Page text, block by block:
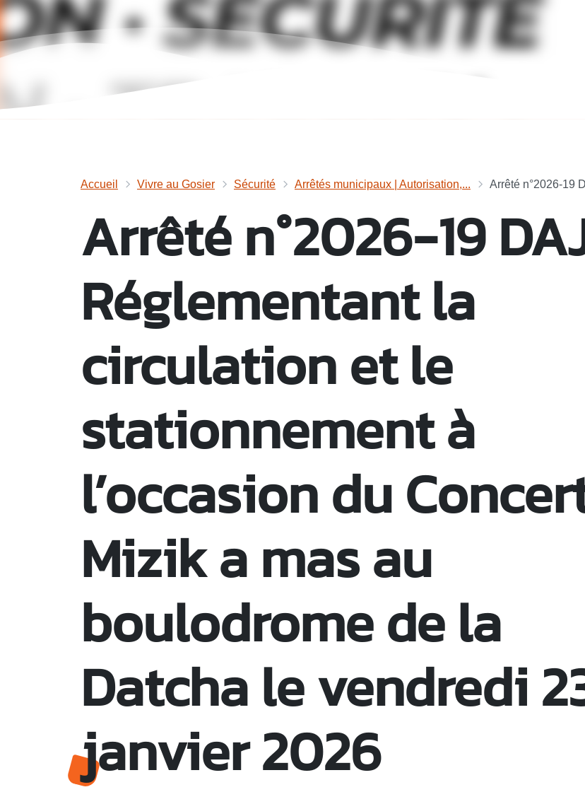
Accueil Vivre au Gosier Sécurité Arrêtés municipaux | Autorisation,... Arrêté n°2026-19
Arrêté n°2026-19
Réglementant la
circulation et le
stationnement à
l’occasion du
Mizik a mas au
boulodrome de la
Datcha le vendredi
janvier 2026